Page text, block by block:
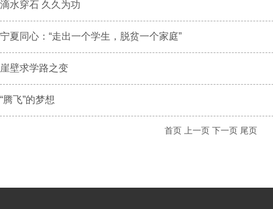
滴水穿石 久久为功
宁夏同心：“走出一个学生，脱贫一个家庭”
崖壁求学路之变
“腾飞”的梦想
首页 上一页 下一页 尾页